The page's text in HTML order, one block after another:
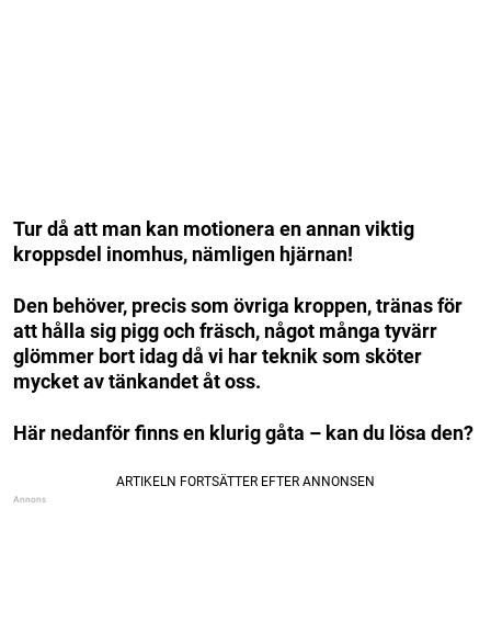
Tur då att man kan motionera en annan viktig
kroppsdel inomhus, nämligen hjärnan!
Den behöver, precis som övriga kroppen, tränas för
att hålla sig pigg och fräsch, något många tyvärr
glömmer bort idag då vi har teknik som sköter
mycket av tänkandet åt oss.
Här nedanför finns en klurig gåta – kan du lösa den?